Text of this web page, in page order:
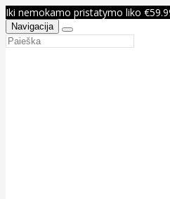
Iki nemokamo pristatymo liko
Navigacija